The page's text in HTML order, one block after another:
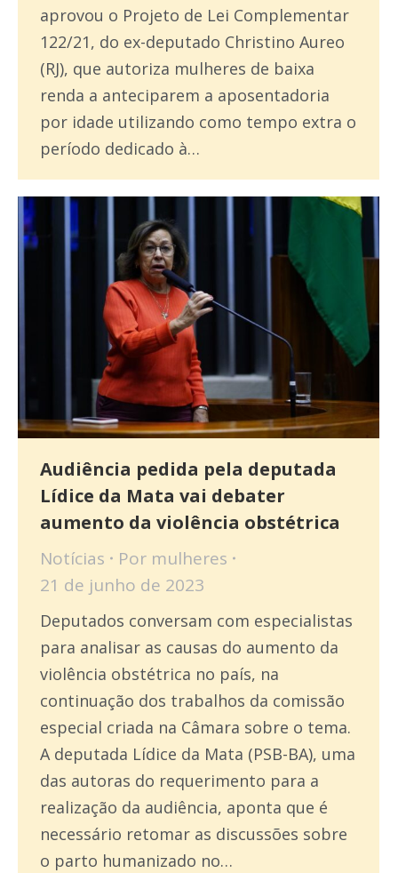
aprovou o Projeto de Lei Complementar
122/21, do ex-deputado Christino Aureo
(RJ), que autoriza mulheres de baixa
renda a anteciparem a aposentadoria
por idade utilizando como tempo extra o
período dedicado à…
Audiência pedida pela deputada
Lídice da Mata vai debater
aumento da violência obstétrica
Notícias Por mulheres
21 de junho de 2023
Deputados conversam com especialistas
para analisar as causas do aumento da
violência obstétrica no país, na
continuação dos trabalhos da comissão
especial criada na Câmara sobre o tema.
A deputada Lídice da Mata (PSB-BA), uma
das autoras do requerimento para a
realização da audiência, aponta que é
necessário retomar as discussões sobre
o parto humanizado no…